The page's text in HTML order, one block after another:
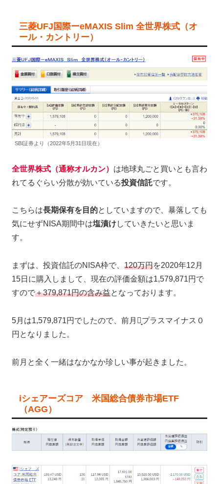
三菱UFJ国際ーeMAXIS Slim 全世界株式（オ
ール・カントリー）
SBI証券より（2022年5月31日現在）
全世界株式（通称オルカン） は地球丸ごと買いとも言わ
れてるぐらい分散が効いている投資信託です。
こちらは長期保有を目的としていますので、暴落しても
気にせずNISA期間中は塩漬けしていきたいと思いま
す。
まずは、投資信託のNISA枠で、 120万円を2020年12月
15日に購入しまして、現在の評価金額は1,579,871円で
すので＋379,871円の含み益となっております。
5月は1,579,871円でしたので、前月比̟プラスマイナス０
円となりました。
前月と全く一緒はなかなか珍しい事が起きました。
iシェアーズコア 米国総合債券市場ETF
（AGG）